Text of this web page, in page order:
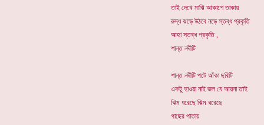
তাই দেখে মাঝি আকাশে তাকায়
রুদ্ধ ঝড়ে উঠবে নড়ে স্তব্ধ প্রকৃতি
আহা স্তব্ধ প্রকৃতি ,
শান্ত নদীটি
শান্ত নদীটি পটে আঁকা ছবিটি
একটু হাওয়া নাই জল যে আয়না তাই
ঝিম ধরেছে ঝিম ধরেছে
গাছের পাতায়